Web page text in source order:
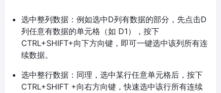
选中整列数据：例如选中D列有数据的部分，先点击D
列任意有数据的单元格（如 D1），按下
CTRL+SHIFT+向下方向键，即可一键选中该列所有连
续数据。​
选中整行数据：同理，选中某行任意单元格后，按下
CTRL+SHIFT +向右方向键，快速选中该行所有连续